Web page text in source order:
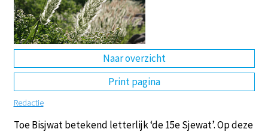
Naar overzicht
Print pagina
Redactie
Toe Bisjwat betekend letterlijk ‘de 15e Sjewat’. Op deze
DE EN